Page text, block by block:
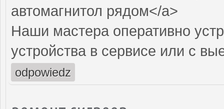
автомагнитол рядом</a>
Наши мастера оперативно
устройства в сервисе или с
odpowiedz